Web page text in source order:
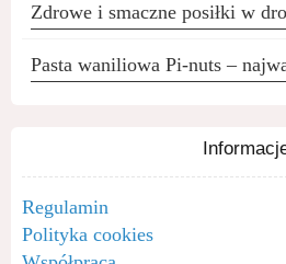
Zdrowe i smaczne posiłki w
Pasta waniliowa Pi-nuts –
Regulamin
Polityka cookies